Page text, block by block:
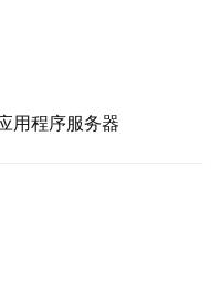
用程序服务器